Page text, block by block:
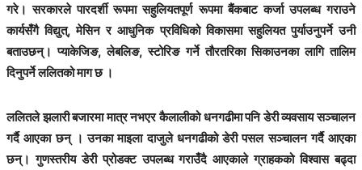
गरे। सरकारले पारदर्शी रूपमा सहुलियतपूर्ण रूपमा बैंकबाट कर्जा उपलब्ध गराउने
कार्यसँगै विद्युत्, मेसिन र आधुनिक प्रविधिको विकासमा सहुलियत पुर्याउनुपर्ने उनी
बताउछन्। प्याकेजिङ, लेबलिङ, स्टोरिङ गर्ने तौरतरिका सिकाउनका लागि तालिम
दिनुपर्ने ललितको माग छ ।
ललितले झलारी बजारमा मात्र नभएर कैलालीको धनगढीमा पनि डेरी व्यवसाय सञ्चालन
गर्दै आएका छन् । उनका माइला दाजुले धनगढीको डेरी पसल सञ्चालन गर्दै आएका
छन्। गुणस्तरीय डेरी प्रोडक्ट उपलब्ध गराउँदै आएकाले ग्राहकको विश्वास बढ्दा